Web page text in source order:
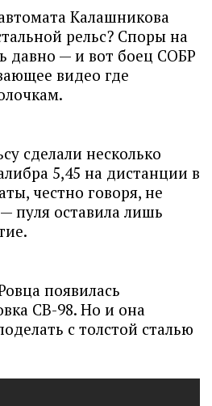
Калашникова
рельс? Споры на
давно — и вот боец СОБР
видео где
сделали несколько
5,45 на дистанции в
честно говоря, не
пуля оставила лишь
появилась
СВ-98. Но и она
с толстой сталью